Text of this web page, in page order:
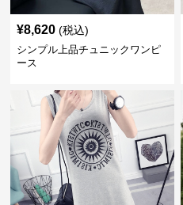
¥8,620 (税込)
シンプル上品チュニックワンピ
ース